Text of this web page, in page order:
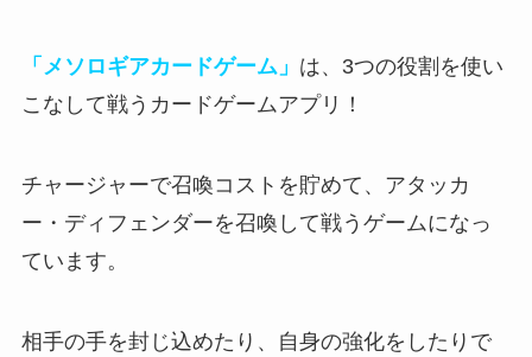
「メソロギアカードゲーム」 は、3つの役割を使い
こなして戦うカードゲームアプリ！
チャージャーで召喚コストを貯めて、アタッカ
ー・ディフェンダーを召喚して戦うゲームになっ
ています。
相手の手を封じ込めたり、自身の強化をしたりで